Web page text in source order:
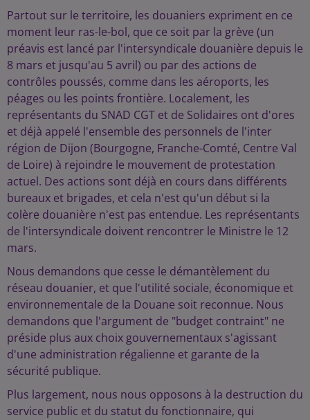
Partout sur le territoire, les douaniers expriment en ce
moment leur ras-le-bol, que ce soit par la grève (un
préavis est lancé par l'intersyndicale douanière depuis le
8 mars et jusqu'au 5 avril) ou par des actions de
contrôles poussés, comme dans les aéroports, les
péages ou les points frontière. Localement, les
représentants du SNAD CGT et de Solidaires ont d'ores
et déjà appelé l'ensemble des personnels de l'inter
région de Dijon (Bourgogne, Franche-Comté, Centre Val
de Loire) à rejoindre le mouvement de protestation
actuel. Des actions sont déjà en cours dans différents
bureaux et brigades, et cela n'est qu'un début si la
colère douanière n'est pas entendue. Les représentants
de l'intersyndicale doivent rencontrer le Ministre le 12
mars.
Nous demandons que cesse le démantèlement du
réseau douanier, et que l'utilité sociale, économique et
environnementale de la Douane soit reconnue. Nous
demandons que l'argument de "budget contraint" ne
préside plus aux choix gouvernementaux s'agissant
d'une administration régalienne et garante de la
sécurité publique.
Plus largement, nous nous opposons à la destruction du
service public et du statut du fonctionnaire, qui